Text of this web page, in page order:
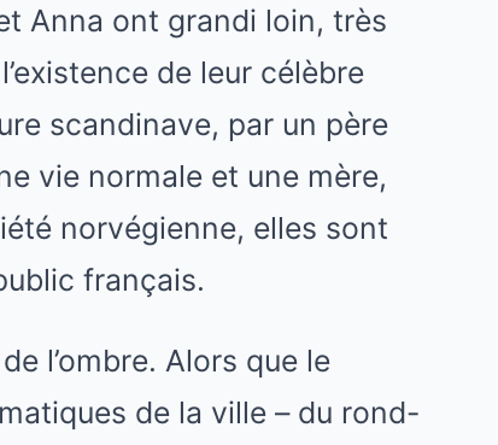
Anna ont grandi loin, très
de leur célèbre
scandinave, par un père
vie normale et une mère,
norvégienne, elles sont
français.
l’ombre. Alors que le
de la ville – du rond-